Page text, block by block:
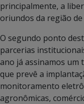
principalmente, a
oriundos da região
O segundo ponto
parcerias
ano já assinamos um
que prevê a
monitoramento
agronômicas,